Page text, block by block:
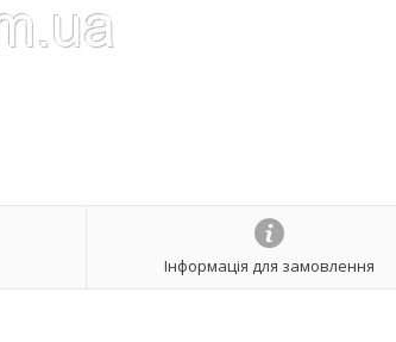
Інформація для замовлення